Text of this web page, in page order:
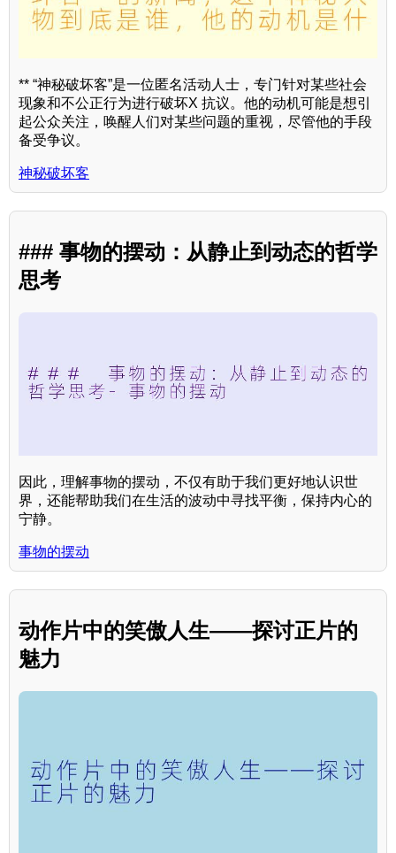
** “神秘破坏客”是一位匿名活动人士，专门针对某些社会
现象和不公正行为进行破坏X 抗议。他的动机可能是想引
起公众关注，唤醒人们对某些问题的重视，尽管他的手段
备受争议。
神秘破坏客
### 事物的摆动：从静止到动态的哲学
思考
因此，理解事物的摆动，不仅有助于我们更好地认识世
界，还能帮助我们在生活的波动中寻找平衡，保持内心的
宁静。
事物的摆动
动作片中的笑傲人生——探讨正片的
魅力